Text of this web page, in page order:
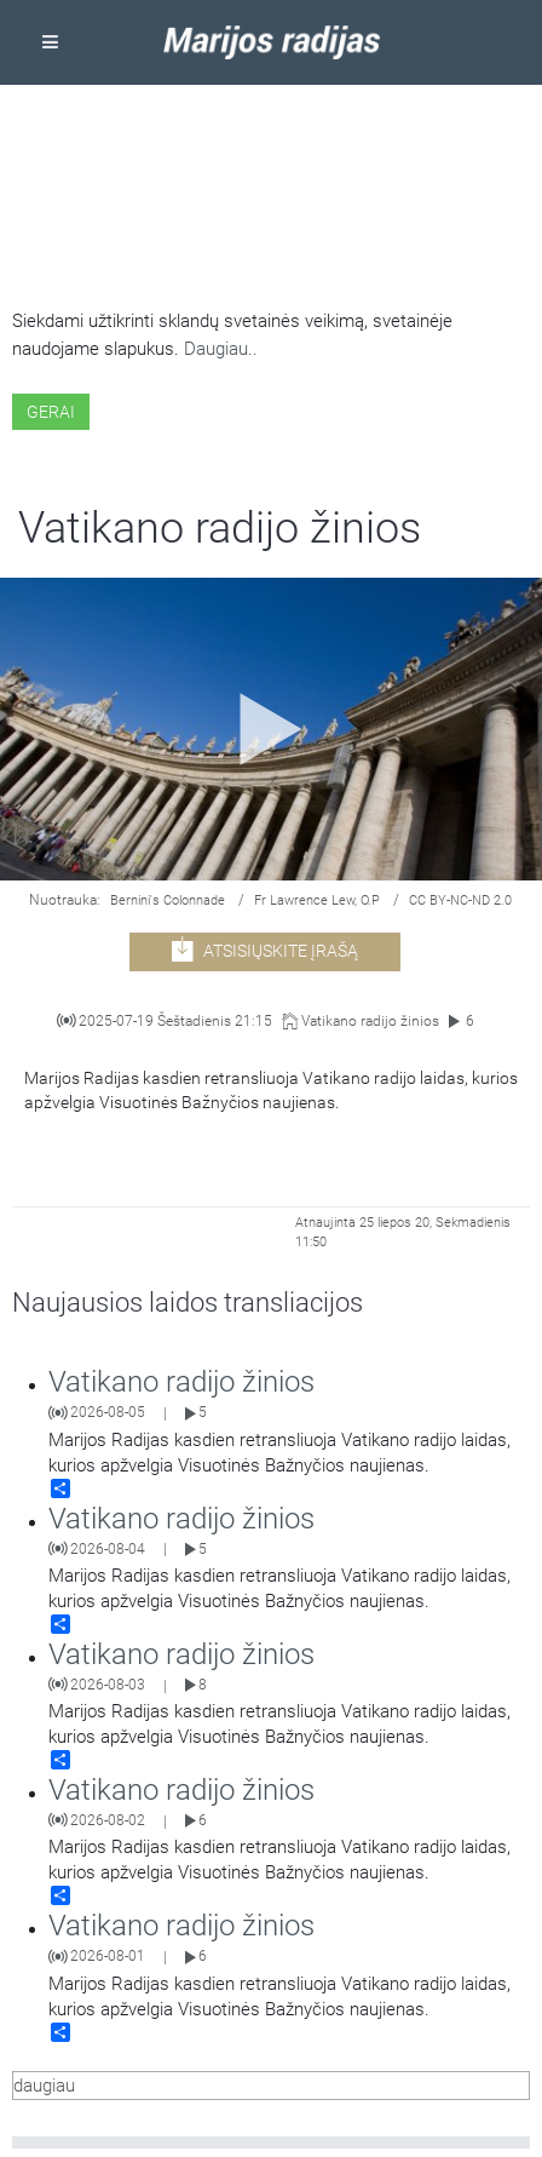
Siekdami užtikrinti sklandų svetainės veikimą, svetainėje
naudojame slapukus. Daugiau..
GERAI
Vatikano radijo žinios
Nuotrauka: Bernini's Colonnade / Fr Lawrence Lew, O.P / CC BY-NC-ND 2.0
ATSISIŲSKITE ĮRAŠĄ
2025-07-19 Šeštadienis 21:15 Vatikano radijo žinios 6
Marijos Radijas kasdien retransliuoja Vatikano radijo laidas, kurios
apžvelgia Visuotinės Bažnyčios naujienas.
Atnaujinta 25 liepos 20, Sekmadienis
11:50
Naujausios laidos transliacijos
Vatikano radijo žinios
2026-08-05 5
Marijos Radijas kasdien retransliuoja Vatikano radijo laidas,
kurios apžvelgia Visuotinės Bažnyčios naujienas.
Vatikano radijo žinios
2026-08-04 5
Marijos Radijas kasdien retransliuoja Vatikano radijo laidas,
kurios apžvelgia Visuotinės Bažnyčios naujienas.
Vatikano radijo žinios
2026-08-03 | 8
Marijos Radijas kasdien retransliuoja Vatikano radijo laidas,
kurios apžvelgia Visuotinės Bažnyčios naujienas.
Vatikano radijo žinios
2026-08-02 | 6
Marijos Radijas kasdien retransliuoja Vatikano radijo laidas,
kurios apžvelgia Visuotinės Bažnyčios naujienas.
Vatikano radijo žinios
2026-08-01 6
Marijos Radijas kasdien retransliuoja Vatikano radijo laidas,
kurios apžvelgia Visuotinės Bažnyčios naujienas.
daugiau